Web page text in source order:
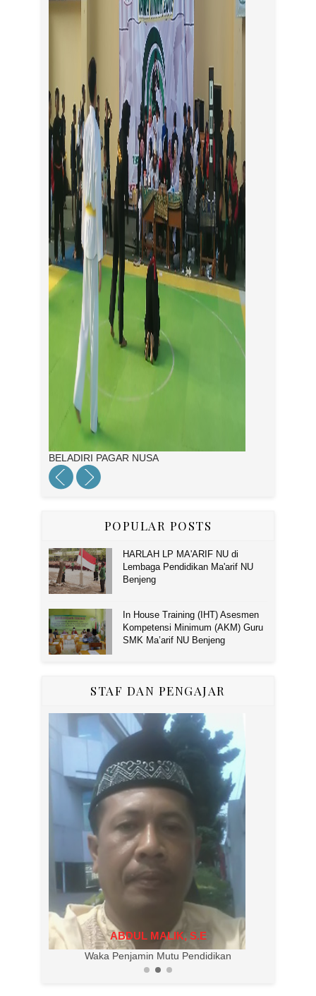
BELADIRI PAGAR NUSA
POPULAR POSTS
HARLAH LP MA'ARIF NU di
Lembaga Pendidikan Ma'arif NU
Benjeng
In House Training (IHT) Asesmen
Kompetensi Minimum (AKM) Guru
SMK Ma’arif NU Benjeng
STAF DAN PENGAJAR
ABDUL MALIK, S.E
Waka Penjamin Mutu Pendidikan